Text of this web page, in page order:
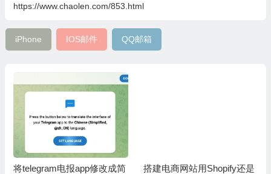
https://www.chaolen.com/853.html
iPhone IOS邮件 QQ邮箱
将telegram电报app修改成简
搭建电商网站用Shopify还是